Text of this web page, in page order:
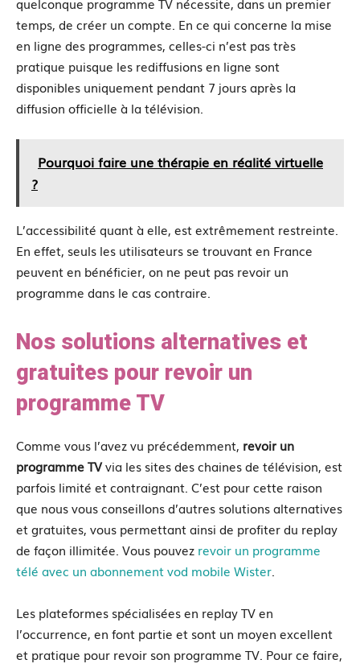
temps, de créer un compte. En ce qui concerne la mise
en ligne des programmes, celles-ci n’est pas très
pratique puisque les rediffusions en ligne sont
disponibles uniquement pendant 7 jours après la
diffusion officielle à la télévision.
Pourquoi faire une thérapie en réalité virtuelle
?
L’accessibilité quant à elle, est extrêmement restreinte.
En effet, seuls les utilisateurs se trouvant en France
peuvent en bénéficier, on ne peut pas revoir un
programme dans le cas contraire.
Nos solutions alternatives et
gratuites pour revoir un
programme TV
Comme vous l’avez vu précédemment, revoir un
programme TVvia les sites des chaines de télévision, est
parfois limité et contraignant. C’est pour cette raison
que nous vous conseillons d’autres solutions alternatives
et gratuites, vous permettant ainsi de profiter du replay
de façon illimitée. Vous pouvez revoir un programme
télé avec un abonnement vod mobile Wister.
Les plateformes spécialisées en replay TV en
l’occurrence, en font partie et sont un moyen excellent
et pratique pour revoir son programme TV. Pour ce faire,